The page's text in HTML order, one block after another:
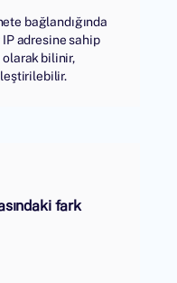
bağlandığında
adresine sahip
olarak bilinir,
fark